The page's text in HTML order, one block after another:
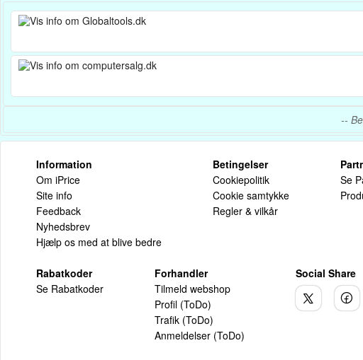
--
Information
Om iPrice
Site info
Feedback
Nyhedsbrev
Hjælp os med at blive bedre
Betingelser
Cookiepolitik
Cookie samtykke
Regler & vilkår
Se
Rabatkoder
Se Rabatkoder
Forhandler
Tilmeld webshop
Profil (ToDo)
Trafik (ToDo)
Anmeldelser (ToDo)
Social Share